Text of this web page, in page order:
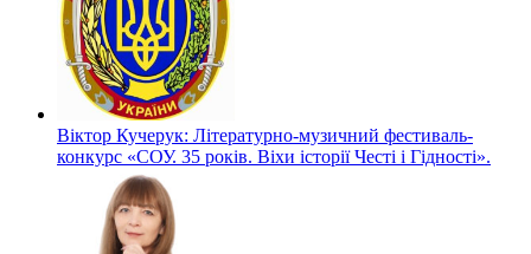
Віктор Кучерук: Літературно-музичний фестиваль-
конкурс «СОУ. 35 років. Віхи історії Честі і Гідності».